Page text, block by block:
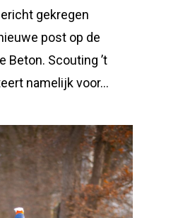
gekregen
post op de
Beton. Scouting ’t
namelijk voor…